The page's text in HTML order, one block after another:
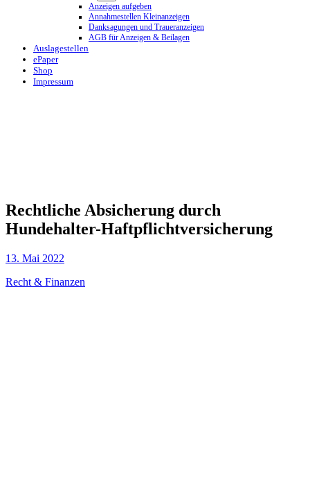
Anzeigen aufgeben
Annahmestellen Kleinanzeigen
Danksagungen und Traueranzeigen
AGB für Anzeigen & Beilagen
Auslagestellen
ePaper
Shop
Impressum
Rechtliche Absicherung durch
Hundehalter-Haftpflichtversicherung
13. Mai 2022
Recht & Finanzen